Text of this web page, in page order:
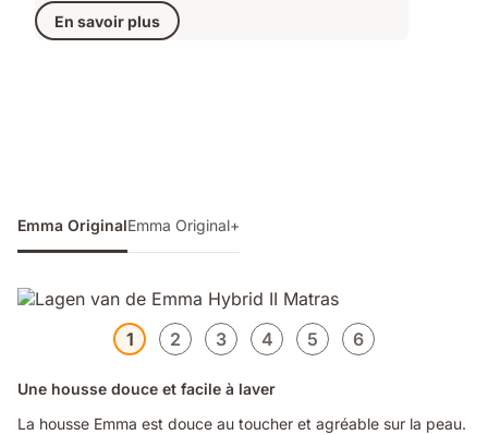
En savoir plus
Emma OriginalEmma Original+
1 2 3 4 5 6
Une housse douce et facile à laver
La housse Emma est douce au toucher et agréable sur la peau.